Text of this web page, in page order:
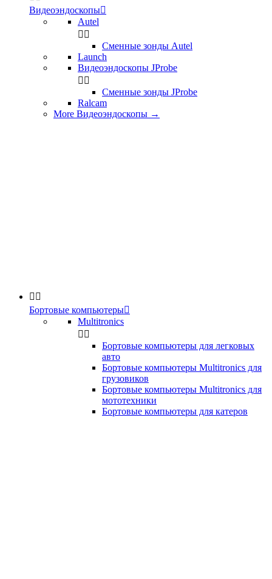
Видеоэндоскопы
Autel
 
Сменные зонды Autel
Launch
Видеоэндоскопы JProbe
 
Сменные зонды JProbe
Ralcam
More Видеоэндоскопы →
 
Бортовые компьютеры
Multitronics
 
Бортовые компьютеры для легковых
авто
Бортовые компьютеры Multitronics для
грузовиков
Бортовые компьютеры Multitronics для
мототехники
Бортовые компьютеры для катеров